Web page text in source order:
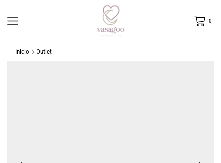
0
Inicio Outlet